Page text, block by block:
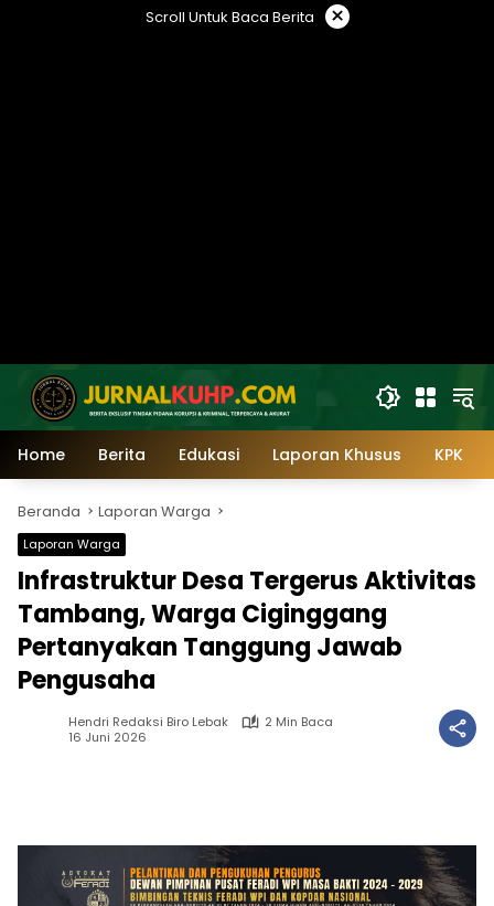
Scroll Untuk Baca Berita ×
Home Berita Edukasi Laporan Khusus KPK
Beranda Laporan Warga
Laporan Warga
Infrastruktur Desa Tergerus Aktivitas
Tambang, Warga Ciginggang
Pertanyakan Tanggung Jawab
Pengusaha
Hendri Redaksi Biro Lebak
2 Min Baca
16 Juni 2026